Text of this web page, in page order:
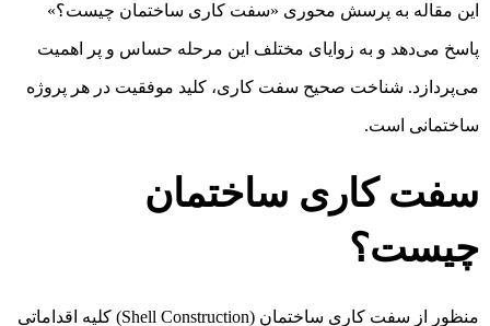
این مقاله به پرسش محوری «سفت کاری ساختمان چیست؟»
پاسخ می‌دهد و به زوایای مختلف این مرحله حساس و پر اهمیت
می‌پردازد. شناخت صحیح سفت کاری، کلید موفقیت در هر پروژه
ساختمانی است.
سفت کاری ساختمان
چیست؟
منظور از سفت کاری ساختمان (Shell Construction) کلیه اقداماتی